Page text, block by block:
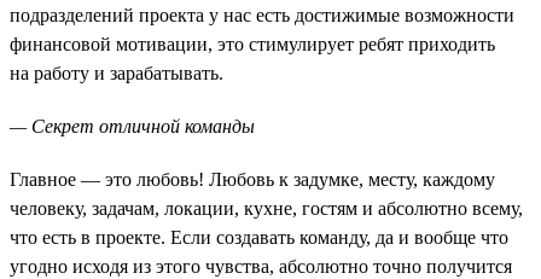
подразделений проекта у нас есть достижимые возможности
финансовой мотивации, это стимулирует ребят приходить
на работу и зарабатывать.
— Секрет отличной команды
Главное — это любовь! Любовь к задумке, месту, каждому
человеку, задачам, локации, кухне, гостям и абсолютно всему,
что есть в проекте. Если создавать команду, да и вообще что
угодно исходя из этого чувства, абсолютно точно получится